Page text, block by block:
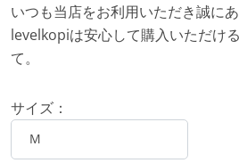
いつも当店をお利用いただき誠に
levelkopiは安心して購入いただけ
て。
サイズ：